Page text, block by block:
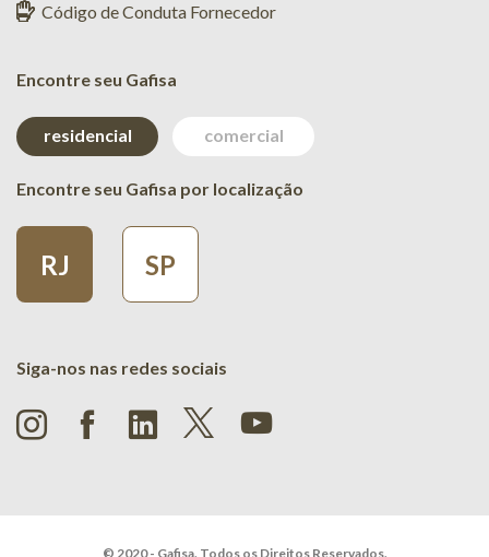
Código de Conduta Fornecedor
Encontre seu Gafisa
residencial comercial
Encontre seu Gafisa por localização
RJ SP
Siga-nos nas redes sociais
© 2020 - Gafisa. Todos os Direitos Reservados.